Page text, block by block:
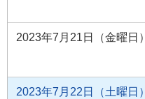
2023年7月21日（金曜日）
2023年7月22日（土曜日）